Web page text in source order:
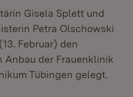
Gisela Splett und
Petra Olschowski
Februar) den
Anbau der Frauenklinik
Tübingen gelegt.